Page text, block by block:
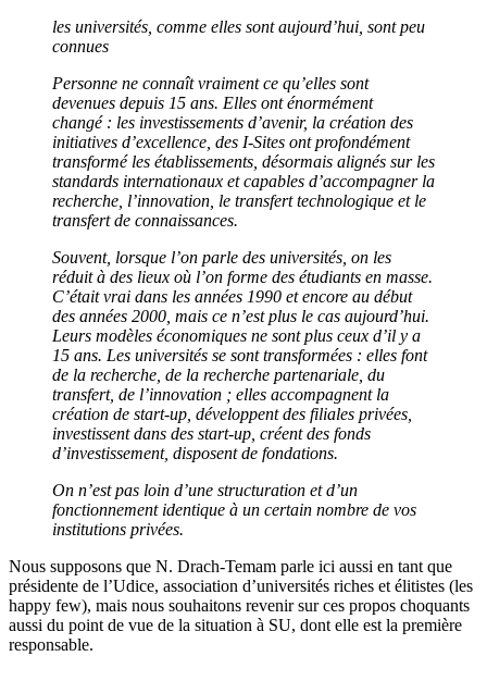
les universités, comme elles sont aujourd’hui, sont peu
connues
Personne ne connaît vraiment ce qu’elles sont
devenues depuis 15 ans. Elles ont énormément
changé : les investissements d’avenir, la création des
initiatives d’excellence, des I-Sites ont profondément
transformé les établissements, désormais alignés sur les
standards internationaux et capables d’accompagner la
recherche, l’innovation, le transfert technologique et le
transfert de connaissances.
Souvent, lorsque l’on parle des universités, on les
réduit à des lieux où l’on forme des étudiants en masse.
C’était vrai dans les années 1990 et encore au début
des années 2000, mais ce n’est plus le cas aujourd’hui.
Leurs modèles économiques ne sont plus ceux d’il y a
15 ans. Les universités se sont transformées : elles font
de la recherche, de la recherche partenariale, du
transfert, de l’innovation ; elles accompagnent la
création de start-up, développent des filiales privées,
investissent dans des start-up, créent des fonds
d’investissement, disposent de fondations.
On n’est pas loin d’une structuration et d’un
fonctionnement identique à un certain nombre de vos
institutions privées.
Nous supposons que N. Drach-Temam parle ici aussi en tant que
présidente de l’Udice, association d’universités riches et élitistes (les
happy few), mais nous souhaitons revenir sur ces propos choquants
aussi du point de vue de la situation à SU, dont elle est la première
responsable.